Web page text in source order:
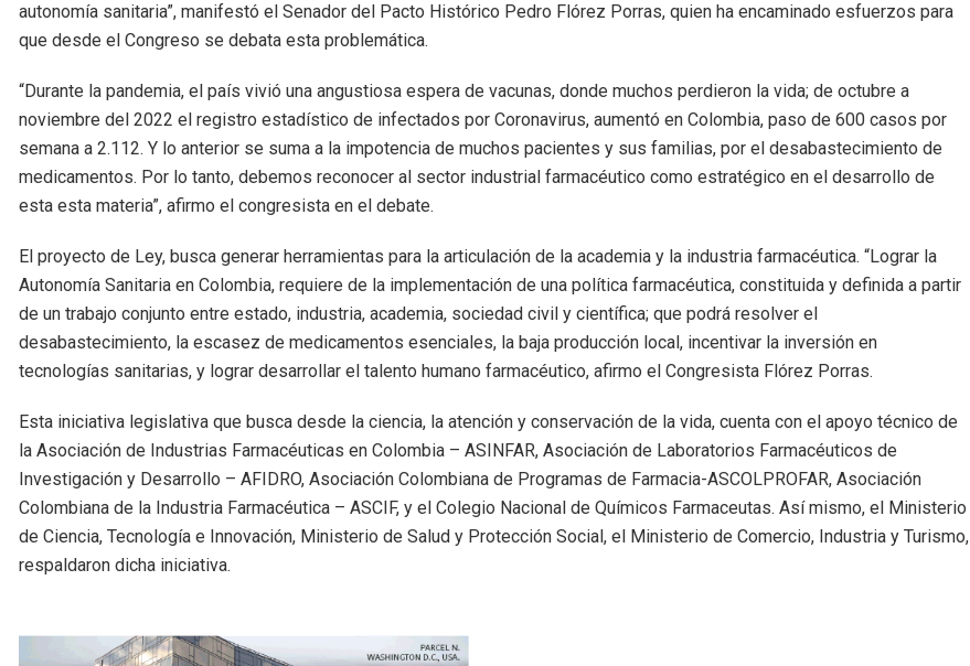
autonomía sanitaria”, manifestó el Senador del Pacto Histórico Pedro Flórez Porras, quien ha encaminado esfuerzos para
que desde el Congreso se debata esta problemática.
“Durante la pandemia, el país vivió una angustiosa espera de vacunas, donde muchos perdieron la vida; de octubre a
noviembre del 2022 el registro estadístico de infectados por Coronavirus, aumentó en Colombia, paso de 600 casos por
semana a 2.112. Y lo anterior se suma a la impotencia de muchos pacientes y sus familias, por el desabastecimiento de
medicamentos. Por lo tanto, debemos reconocer al sector industrial farmacéutico como estratégico en el desarrollo de
esta esta materia”, afirmo el congresista en el debate.
El proyecto de Ley, busca generar herramientas para la articulación de la academia y la industria farmacéutica. “Lograr la
Autonomía Sanitaria en Colombia, requiere de la implementación de una política farmacéutica, constituida y definida a partir
de un trabajo conjunto entre estado, industria, academia, sociedad civil y científica; que podrá resolver el
desabastecimiento, la escasez de medicamentos esenciales, la baja producción local, incentivar la inversión en
tecnologías sanitarias, y lograr desarrollar el talento humano farmacéutico, afirmo el Congresista Flórez Porras.
Esta iniciativa legislativa que busca desde la ciencia, la atención y conservación de la vida, cuenta con el apoyo técnico de
la Asociación de Industrias Farmacéuticas en Colombia – ASINFAR, Asociación de Laboratorios Farmacéuticos de
Investigación y Desarrollo – AFIDRO, Asociación Colombiana de Programas de Farmacia-ASCOLPROFAR, Asociación
Colombiana de la Industria Farmacéutica – ASCIF, y el Colegio Nacional de Químicos Farmaceutas. Así mismo, el Ministerio
de Ciencia, Tecnología e Innovación, Ministerio de Salud y Protección Social, el Ministerio de Comercio, Industria y Turismo,
respaldaron dicha iniciativa.